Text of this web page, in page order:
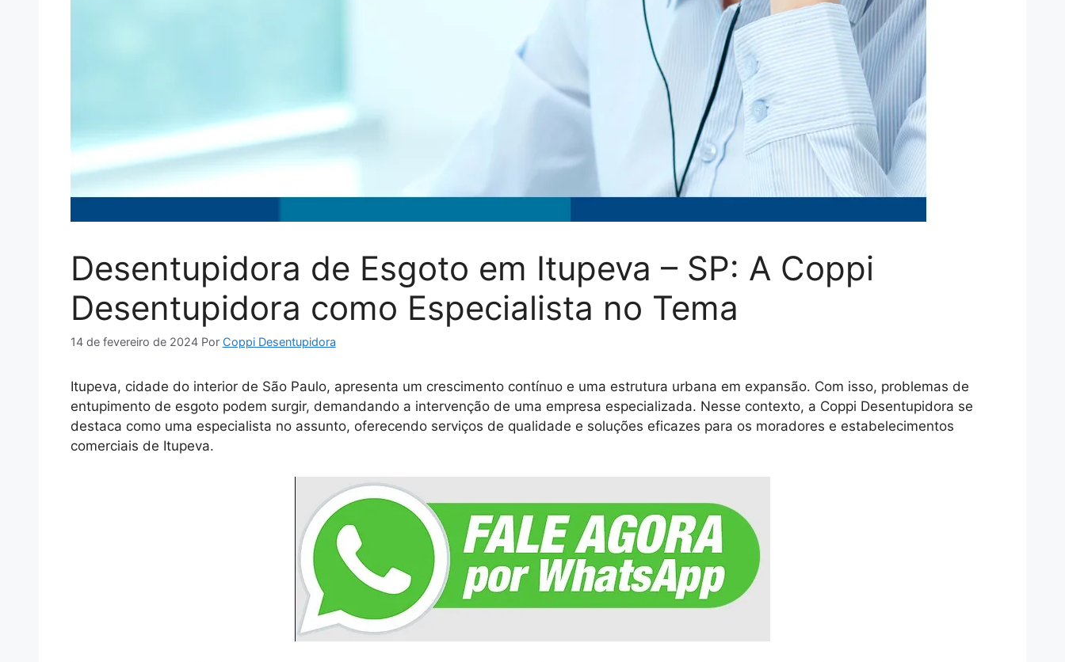
Desentupidora de Esgoto em Itupeva – SP: A Coppi
Desentupidora como Especialista no Tema
14 de fevereiro de 2024 Por Coppi Desentupidora
Itupeva, cidade do interior de São Paulo, apresenta um crescimento contínuo e uma estrutura urbana em expansão. Com isso, problemas de
entupimento de esgoto podem surgir, demandando a intervenção de uma empresa especializada. Nesse contexto, a Coppi Desentupidora se
destaca como uma especialista no assunto, oferecendo serviços de qualidade e soluções eficazes para os moradores e estabelecimentos
comerciais de Itupeva.